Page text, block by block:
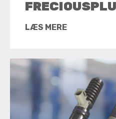
LÆS MERE